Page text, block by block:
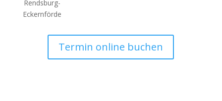
Termin online buchen